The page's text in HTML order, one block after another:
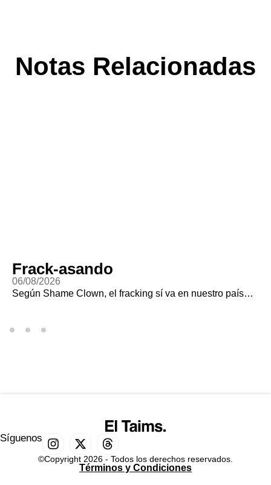
Notas Relacionadas
Frack-asando
06/08/2026
Según Shame Clown, el fracking sí va en nuestro país…
Síguenos
©Copyright 2026 - Todos los derechos reservados.
Términos y Condiciones